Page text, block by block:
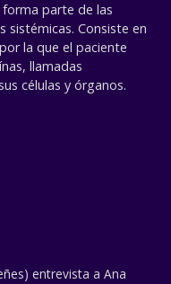
parte de las
sistémicas. Consiste en
la que el paciente
llamadas
células y órganos.
entrevista a Ana